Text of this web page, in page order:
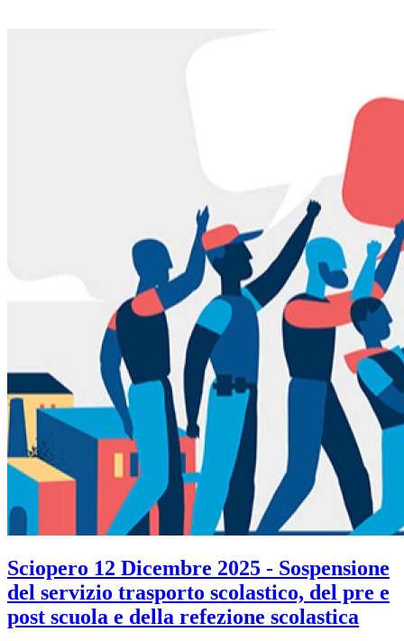
Sciopero 12 Dicembre 2025 - Sospensione
del servizio trasporto scolastico, del pre e
post scuola e della refezione scolastica